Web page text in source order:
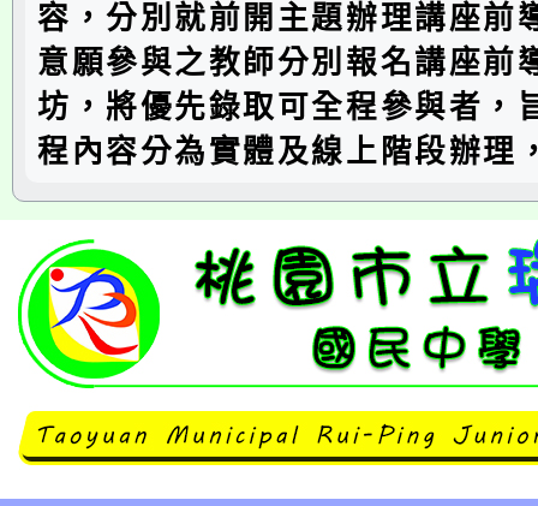
容，分別就前開主題辦理講座前
意願參與之教師分別報名講座前
坊，將優先錄取可全程參與者，
程內容分為實體及線上階段辦理